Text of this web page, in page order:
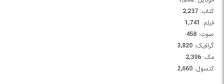
کتاب: 2,237
فیلم: 1,741
صوت: 458
گرافیک: 3,820
مک: 2,396
کنسول: 2,660